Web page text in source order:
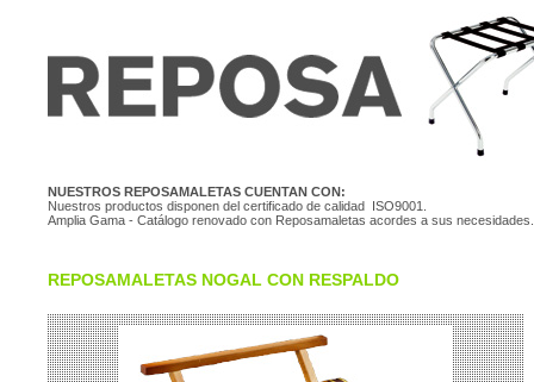
NUESTROS REPOSAMALETAS CUENTAN CON:
Nuestros productos disponen del certificado de calidad ISO9001.
Amplia Gama - Catálogo renovado con Reposamaletas acordes a sus necesidades.
REPOSAMALETAS NOGAL CON RESPALDO